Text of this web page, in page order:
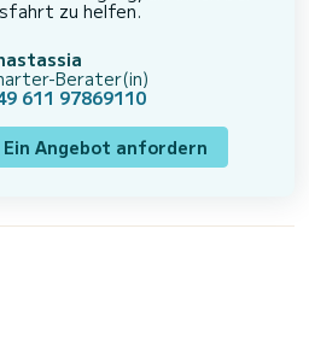
zu helfen.
Berater(in)
611 97869110
Ein Angebot anfordern